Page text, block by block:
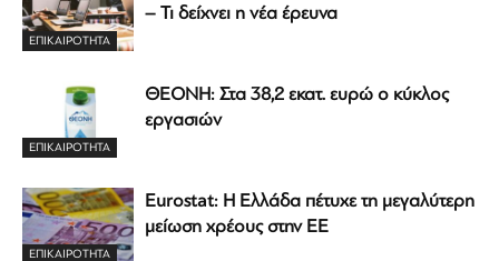
ΕΠΙΚΑΙΡΟΤΗΤΑ
– Τι δείχνει η νέα έρευνα
ΕΠΙΚΑΙΡΟΤΗΤΑ
ΘΕΟΝΗ: Στα 38,2 εκατ. ευρώ ο κύκλος
εργασιών
ΕΠΙΚΑΙΡΟΤΗΤΑ
Eurostat: Η Ελλάδα πέτυχε τη μεγαλύτερη
μείωση χρέους στην ΕΕ